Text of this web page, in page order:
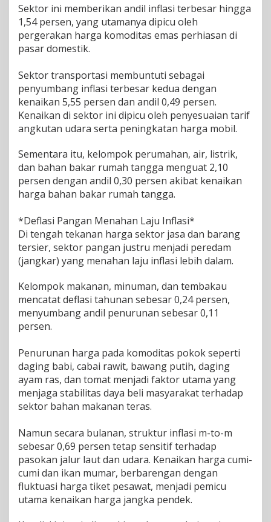
P
e
s
p
a
d
a
M
e
2
0
2
6
Sektor ini memberikan andil inflasi terbesar hingga
1,54 persen, yang utamanya dipicu oleh
pergerakan harga komoditas emas perhiasan di
pasar domestik.
Sektor transportasi membuntuti sebagai
penyumbang inflasi terbesar kedua dengan
kenaikan 5,55 persen dan andil 0,49 persen.
Kenaikan di sektor ini dipicu oleh penyesuaian tarif
angkutan udara serta peningkatan harga mobil.
Sementara itu, kelompok perumahan, air, listrik,
dan bahan bakar rumah tangga menguat 2,10
persen dengan andil 0,30 persen akibat kenaikan
harga bahan bakar rumah tangga.
*Deflasi Pangan Menahan Laju Inflasi*
​Di tengah tekanan harga sektor jasa dan barang
tersier, sektor pangan justru menjadi peredam
(jangkar) yang menahan laju inflasi lebih dalam.
Kelompok makanan, minuman, dan tembakau
mencatat deflasi tahunan sebesar 0,24 persen,
menyumbang andil penurunan sebesar 0,11
persen.
Penurunan harga pada komoditas pokok seperti
daging babi, cabai rawit, bawang putih, daging
ayam ras, dan tomat menjadi faktor utama yang
menjaga stabilitas daya beli masyarakat terhadap
sektor bahan makanan teras.
Namun secara bulanan, struktur inflasi m-to-m
sebesar 0,69 persen tetap sensitif terhadap
pasokan jalur laut dan udara. Kenaikan harga cumi-
cumi dan ikan mumar, berbarengan dengan
fluktuasi harga tiket pesawat, menjadi pemicu
utama kenaikan harga jangka pendek.